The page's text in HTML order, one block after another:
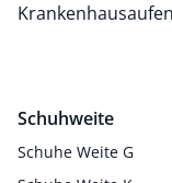
Schuhweite
Schuhe Weite G